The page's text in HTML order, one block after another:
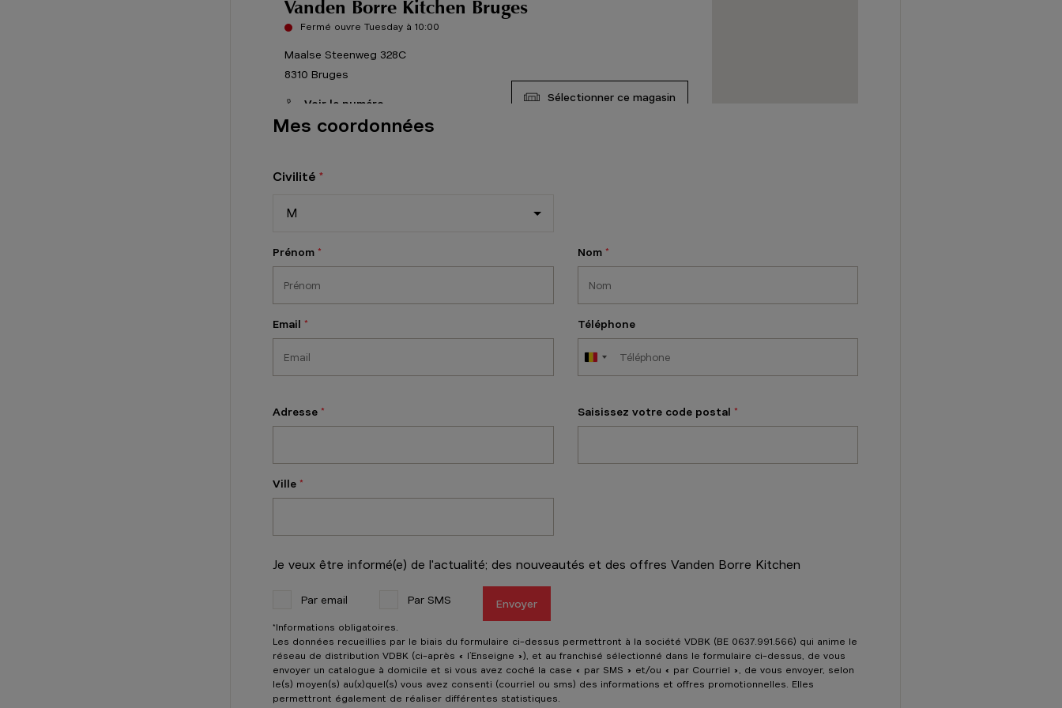
Vanden Borre Kitchen Bruges
Fermé ouvre Tuesday à 10:00
Maalse Steenweg 328C
8310 Bruges
Voir le numéro Sélectionner ce magasin
Vanden Borre Kitchen Diest
Reustraat 1 A,
Voir le numéro Sélectionner ce magasin
Vanden Borre Kitchen Dour
Rue de la Corderie 3
Voir le numéro Sélectionner ce magasin
Vanden Borre Kitchen Drogenbos
Paul Gilsonlaan 506
Vanden Borre Kitchen Froyennes
Ouvert jusqu’à 18:00
Rue de la Borgnette 44-46
Mes coordonnées
Civilité
M
Prénom Nom
Email Téléphone
Adresse Saisissez votre code postal
Ville
Je veux être informé(e) de l'actualité; des nouveautés et des offres Vanden Borre Kitchen
Par email Par SMS Envoyer
*Informations obligatoires.
Les données recueillies par le biais du formulaire ci-dessus permettront à la société VDBK (BE 0637.991.566) qui anime le
réseau de distribution VDBK (ci-après « l’Enseigne »), et au franchisé sélectionné dans le formulaire ci-dessus, de vous
envoyer un catalogue à domicile et si vous avez coché la case « par SMS » et/ou « par Courriel », de vous envoyer, selon
le(s) moyen(s) au(x)quel(s) vous avez consenti (courriel ou sms) des informations et offres promotionnelles. Elles
permettront également de réaliser différentes statistiques.